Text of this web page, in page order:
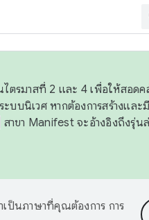
ตรมาสที่ 2 และ 4 เพื่อให้สอด
บนิเวศ หากต้องการสร้างและ
สาขา Manifest จะอ้างอิงถึงรุ่
ป็นภาษาที่คุณต้องการ การ